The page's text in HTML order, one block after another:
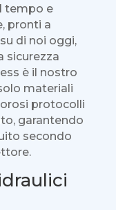
tempo e
pronti a
di noi oggi,
sicurezza
è il nostro
materiali
protocolli
garantendo
secondo